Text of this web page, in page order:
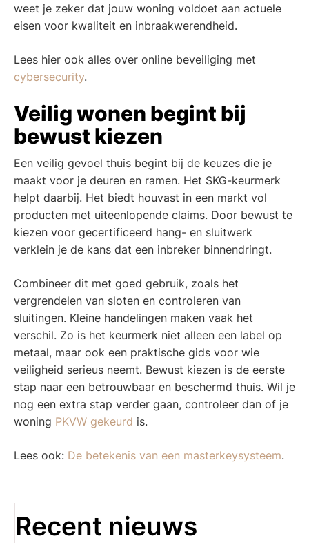
weet je zeker dat jouw woning voldoet aan actuele
eisen voor kwaliteit en inbraakwerendheid.
Lees hier ook alles over online beveiliging met
cybersecurity.
Veilig wonen begint bij
bewust kiezen
Een veilig gevoel thuis begint bij de keuzes die je
maakt voor je deuren en ramen. Het SKG-keurmerk
helpt daarbij. Het biedt houvast in een markt vol
producten met uiteenlopende claims. Door bewust te
kiezen voor gecertificeerd hang- en sluitwerk
verklein je de kans dat een inbreker binnendringt.
Combineer dit met goed gebruik, zoals het
vergrendelen van sloten en controleren van
sluitingen. Kleine handelingen maken vaak het
verschil. Zo is het keurmerk niet alleen een label op
metaal, maar ook een praktische gids voor wie
veiligheid serieus neemt. Bewust kiezen is de eerste
stap naar een betrouwbaar en beschermd thuis. Wil je
nog een extra stap verder gaan, controleer dan of je
woning PKVW gekeurd is.
Lees ook: De betekenis van een masterkeysysteem.
Recent nieuws